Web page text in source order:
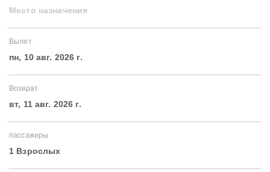
Место назначения
Вылет
пн, 10 авг. 2026 г.
Возврат
вт, 11 авг. 2026 г.
пассажиры
1 Взрослых